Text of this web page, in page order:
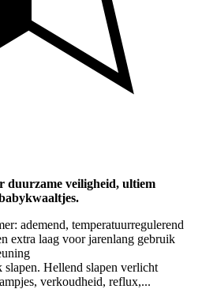
duurzame veiligheid, ultiem
ademend, temperatuurregulerend
extra laag voor jarenlang gebruik
Hellend slapen verlicht
verkoudheid, reflux,...